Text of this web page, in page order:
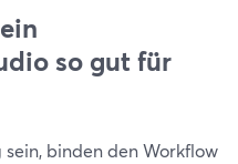
so gut für
binden den Workflow